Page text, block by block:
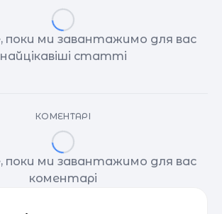
поки ми завантажимо для вас
найцікавіші статті
КОМЕНТАРІ
поки ми завантажимо для вас
коментарі